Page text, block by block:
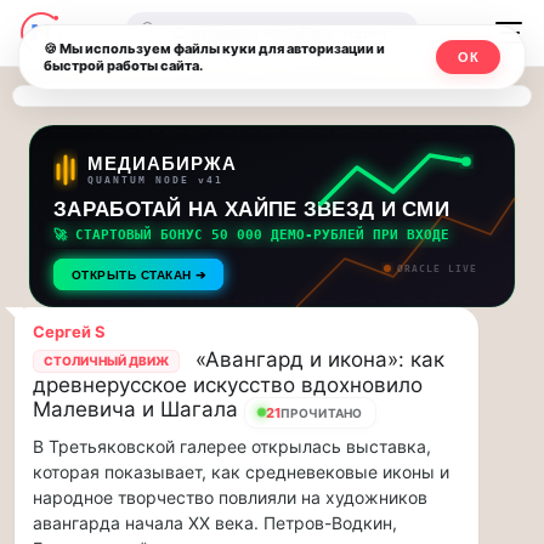
Последние
новости
и
обновления
потока:
Друзья,
приглашаем
на
музыкальную
прогулку
по
Москве
Чайковского!…
Друзья,
приглашаем
на
музыкальную
Москвичи.net
—
Главный
столичный
чат-
мессенджер,
новости
и
инсайды
Москвы
🔍
МЕДИАБИРЖА
QUANTUM NODE v41
ЗАРАБОТАЙ НА ХАЙПЕ ЗВЕЗД И СМИ
🚀 СТАРТОВЫЙ БОНУС 50 000 ДЕМО-РУБЛЕЙ ПРИ ВХОДЕ
ОТКРЫТЬ СТАКАН ➔ ORACLE LIVE
Сергей S
СТОЛИЧНЫЙ ДВИЖ
«Авангард и икона»: как
древнерусское искусство вдохновило
Малевича и Шагала
21ПРОЧИТАНО
В Третьяковской галерее открылась выставка,
которая показывает, как средневековые иконы и
народное творчество повлияли на художников
авангарда начала XX века. Петров-Водкин,
🍪 Мы используем файлы куки для авторизации и
быстрой работы сайта.
ОК